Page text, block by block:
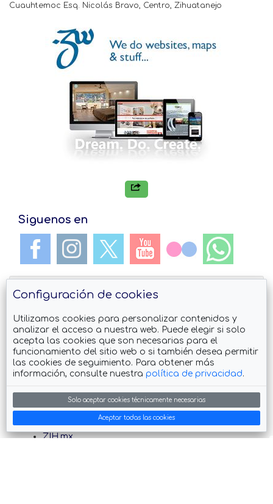
Cuauhtemoc Esq. Nicolás Bravo, Centro, Zihuatanejo
Siguenos en
Descarga el App Guia de #Zihuatanejo
También visita
ZIH.mx
Configuración de cookies
Utilizamos cookies para personalizar contenidos y
analizar el acceso a nuestra web. Puede elegir si solo
acepta las cookies que son necesarias para el
funcionamiento del sitio web o si también desea permitir
las cookies de seguimiento. Para obtener más
información, consulte nuestra política de privacidad.
Solo aceptar cookies técnicamente necesarias
Aceptar todas las cookies